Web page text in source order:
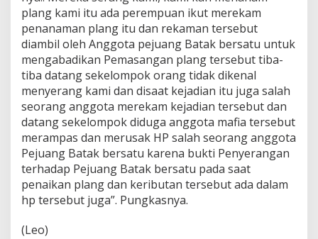
plang kami itu ada perempuan ikut merekam
penanaman plang itu dan rekaman tersebut
diambil oleh Anggota pejuang Batak bersatu untuk
mengabadikan Pemasangan plang tersebut tiba-
tiba datang sekelompok orang tidak dikenal
menyerang kami dan disaat kejadian itu juga salah
seorang anggota merekam kejadian tersebut dan
datang sekelompok diduga anggota mafia tersebut
merampas dan merusak HP salah seorang anggota
Pejuang Batak bersatu karena bukti Penyerangan
terhadap Pejuang Batak bersatu pada saat
penaikan plang dan keributan tersebut ada dalam
hp tersebut juga”. Pungkasnya.
(Leo)